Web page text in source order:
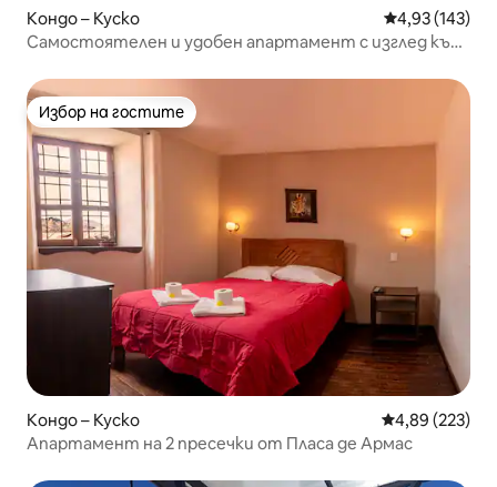
Кондо – Куско Средна
4,93 (143)
Самостоятелен и удобен апартамент с изглед към
Избор на гостите
Избор на гостите
Кондо – Куско Средна
4,89 (223)
Апартамент на 2 пресечки от Пласа де Армас